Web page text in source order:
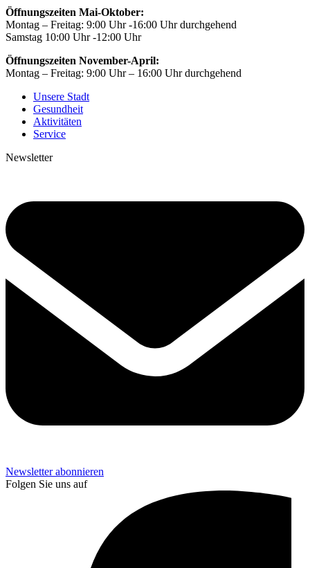
Öffnungszeiten Mai-Oktober:
Montag – Freitag: 9:00 Uhr -16:00 Uhr durchgehend
Samstag 10:00 Uhr -12:00 Uhr
Öffnungszeiten November-April:
Montag – Freitag: 9:00 Uhr – 16:00 Uhr durchgehend
Unsere Stadt
Gesundheit
Aktivitäten
Service
Newsletter
Newsletter abonnieren
Folgen Sie uns auf